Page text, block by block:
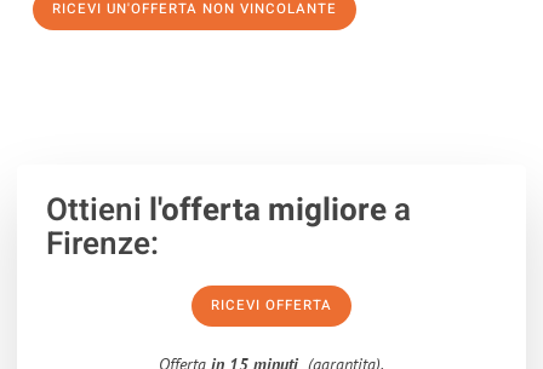
RICEVI UN'OFFERTA NON VINCOLANTE
Ottieni l'offerta migliorea
Firenze:
RICEVI OFFERTA
Offerta in 15 minuti (garantita).